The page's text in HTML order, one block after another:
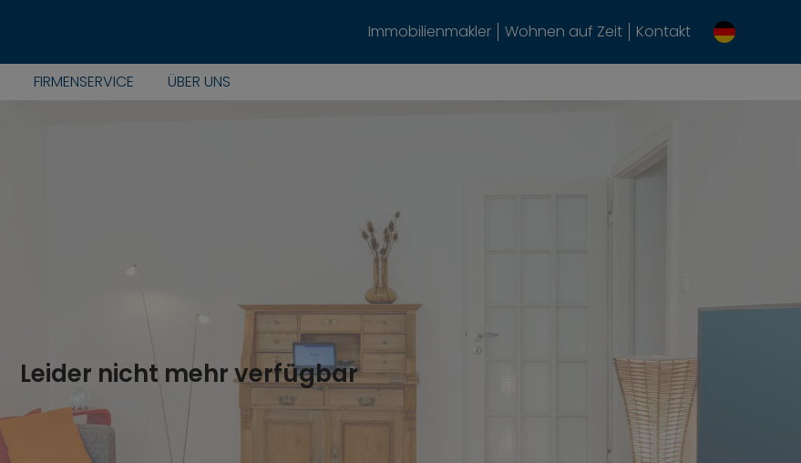
Immobilienmakler Wohnen auf Zeit Kontakt
FIRMENSERVICE ÜBER UNS
Leider nicht mehr verfügbar